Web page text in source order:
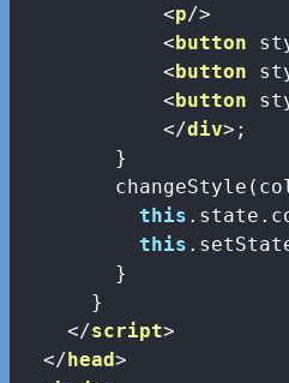
<p/>
<button
<button
<button
</div> ;
        }
this
this
        }
      }
</script>
</head>